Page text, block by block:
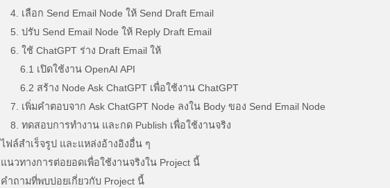
4. เลือก Send Email Node ให้ Send Draft Email
5. ปรับ Send Email Node ให้ Reply Draft Email
6. ใช้ ChatGPT ร่าง Draft Email ให้
6.1 เปิดใช้งาน OpenAI API
6.2 สร้าง Node Ask ChatGPT เพื่อใช้งาน ChatGPT
7. เพิ่มคำตอบจาก Ask ChatGPT Node ลงใน Body ของ Send Email Node
8. ทดสอบการทำงาน และกด Publish เพื่อใช้งานจริง
ไฟล์สำเร็จรูป และแหล่งอ้างอิงอื่น ๆ
แนวทางการต่อยอดเพื่อใช้งานจริงใน Project นี้
คำถามที่พบบ่อยเกี่ยวกับ Project นี้